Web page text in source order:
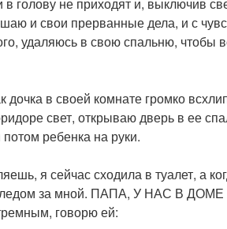
и свои прерванные дела, и с
удаляюсь в свою спальню, чтобы
в своей комнате громко
свет, открываю дверь в ее
ребенка на руки.
я сейчас сходила в туалет, а
следом за мной. ПАПА, У НАС В
говорю ей: